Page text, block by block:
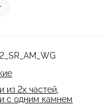
из 2х частей
с одним камнем